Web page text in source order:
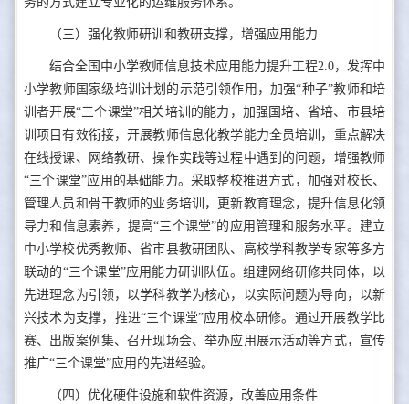
（三）强化教师研训和教研支撑，增强应用能力
结合全国中小学教师信息技术应用能力提升工程2.0，发挥中
小学教师国家级培训计划的示范引领作用，加强“种子”教师和培
训者开展“三个课堂”相关培训的能力，加强国培、省培、市县培
训项目有效衔接，开展教师信息化教学能力全员培训，重点解决
在线授课、网络教研、操作实践等过程中遇到的问题，增强教师
“三个课堂”应用的基础能力。采取整校推进方式，加强对校长、
管理人员和骨干教师的业务培训，更新教育理念，提升信息化领
导力和信息素养，提高“三个课堂”的应用管理和服务水平。建立
中小学校优秀教师、省市县教研团队、高校学科教学专家等多方
联动的“三个课堂”应用能力研训队伍。组建网络研修共同体，以
先进理念为引领，以学科教学为核心，以实际问题为导向，以新
兴技术为支撑，推进“三个课堂”应用校本研修。通过开展教学比
赛、出版案例集、召开现场会、举办应用展示活动等方式，宣传
推广“三个课堂”应用的先进经验。
（四）优化硬件设施和软件资源，改善应用条件